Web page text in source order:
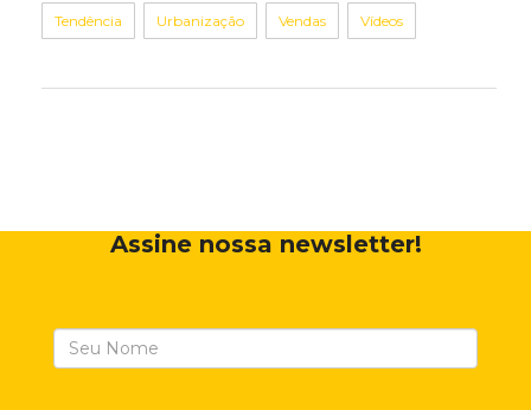
Tendência Urbanização Vendas Vídeos
Assine nossa newsletter!